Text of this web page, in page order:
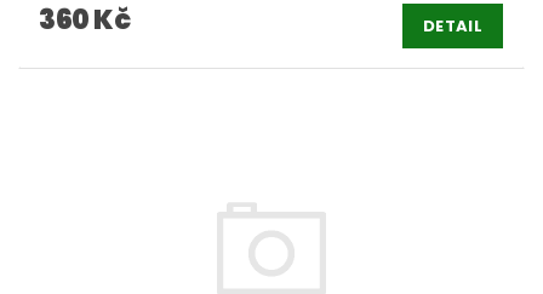
360 Kč DETAIL